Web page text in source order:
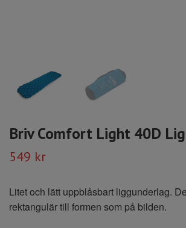
Briv Comfort Light 40D
549 kr
Litet och lätt uppblåsbart liggunderlag.
rektangulär till formen som på bilden.